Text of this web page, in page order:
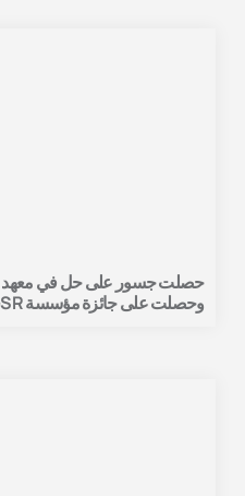
حصلت جسور على حل في معهد
وحصلت على جائزة مؤسسة GSR